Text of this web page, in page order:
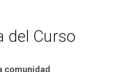
del Curso
comunidad